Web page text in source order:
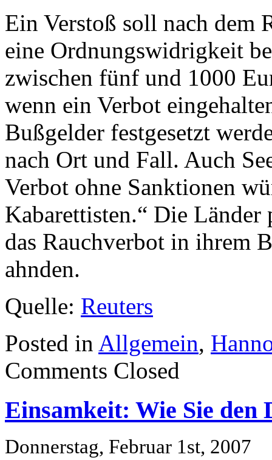
Ein Verstoß soll nach dem
eine Ordnungswidrigkeit
zwischen fünf und 1000
wenn ein Verbot
Bußgelder festgesetzt
nach Ort und Fall. Auch
Verbot ohne Sanktionen
Kabarettisten.“ Die Länder
das Rauchverbot in ihrem
ahnden.
Quelle: Reuters
Posted in Allgemein,
Comments Closed
Einsamkeit: Wie Sie den
Donnerstag, Februar 1st, 2007